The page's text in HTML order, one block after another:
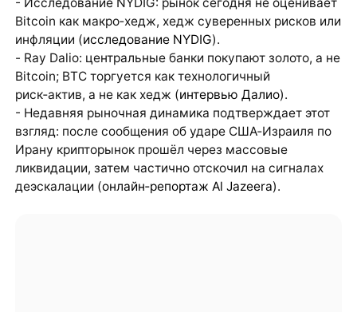
Bitcoin как макро‑хедж, хедж суверенных рисков или
инфляции (исследование NYDIG).
- Ray Dalio: центральные банки покупают золото, а не
Bitcoin; BTC торгуется как технологичный
риск‑актив, а не как хедж (интервью Далио).
- Недавняя рыночная динамика подтверждает этот
взгляд: после сообщения об ударе США‑Израиля по
Ирану крипторынок прошёл через массовые
ликвидации, затем частично отскочил на сигналах
деэскалации (онлайн‑репортаж Al Jazeera).